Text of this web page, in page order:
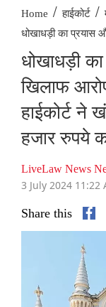
Home / हाईकोर्ट /
धोखाधड़ी का प्रयास
धोखाधड़ी
खिलाफ
हाईकोर्ट ने
हजार रुपये
LiveLaw News
3 July 2024 11:22
Share this